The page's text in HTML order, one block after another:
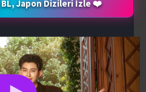
BL, Japon Dizileri İzle ❤️